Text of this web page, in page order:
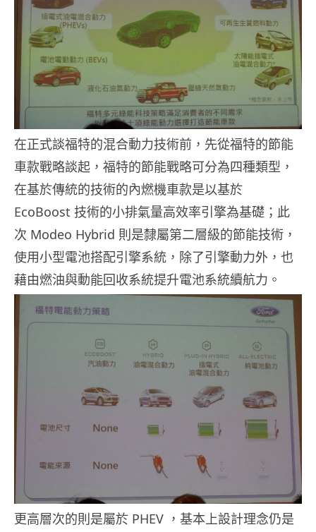
在正式談福特的混合動力技術前，先從福特的節能
車款戰略談起，福特的節能戰略可分為四種類型，
在基於傳統的技術的內燃機車款是以基於
EcoBoost 技術的小排氣量高效率引擎為基礎；此
次 Modeo Hybrid 則是隸屬第二層級的節能技術，
使用小型電池搭配引擎系統，除了引擎動力外，也
藉由燃油與動能回收系統提升電池系統續航力。
更高層次的則是屬於 PHEV ，基本上設計理念仍是